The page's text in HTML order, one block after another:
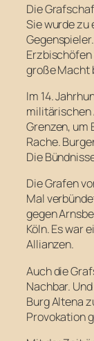
Die
Sie wurde
Erzbischöfen
große Macht
Im 14.
militärischen
Grenzen, um
Rache.
Die
Die Grafen
Mal
gegen
Köln. Es war
Allianzen.
Auch die
Nachbar.
Burg Altena
Provokation